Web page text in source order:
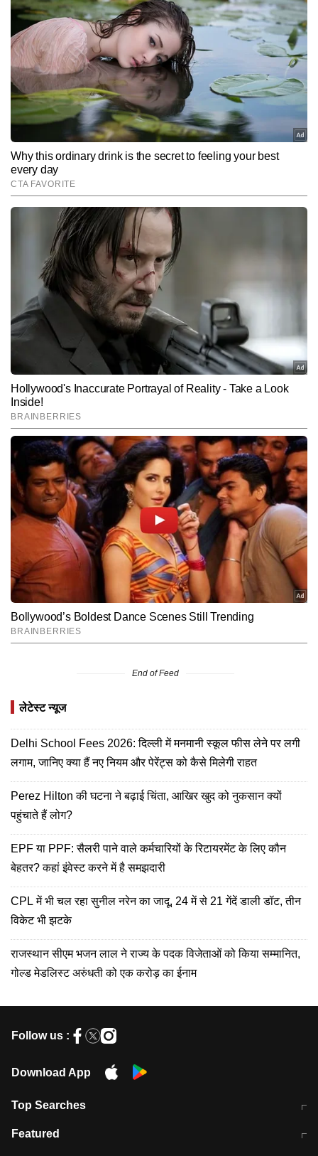
End of Feed
लेटेस्ट न्यूज
Delhi School Fees 2026: दिल्ली में मनमानी स्कूल फीस लेने पर लगी
लगाम, जानिए क्या हैं नए नियम और पेरेंट्स को कैसे मिलेगी राहत
Perez Hilton की घटना ने बढ़ाई चिंता, आखिर खुद को नुकसान क्यों
पहुंचाते हैं लोग?
EPF या PPF: सैलरी पाने वाले कर्मचारियों के रिटायरमेंट के लिए कौन
बेहतर? कहां इंवेस्ट करने में है समझदारी
CPL में भी चल रहा सुनील नरेन का जादू, 24 में से 21 गेंदें डाली डॉट, तीन
विकेट भी झटके
राजस्थान सीएम भजन लाल ने राज्य के पदक विजेताओं को किया सम्मानित,
गोल्ड मेडलिस्ट अरुंधती को एक करोड़ का ईनाम
Follow us :
Download App
Top Searches
मुंबई में लगे 'जेन जी' के पोस्टर, लिखा- 'मैं
Featured